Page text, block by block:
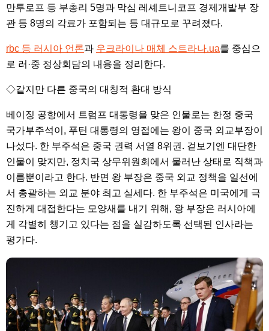
만투로프 등 부총리 5명과 막심 레셰트니코프 경제개발부 장
관 등 8명의 각료가 포함되는 등 대규모로 꾸려졌다.
rbc 등 러시아 언론과 우크라이나 매체 스트라나.ua를 중심으
로 러·중 정상회담의 내용을 정리한다.
◇같지만 다른 중국의 대칭적 환대 방식
베이징 공항에서 트럼프 대통령을 맞은 인물로는 한정 중국
국가부주석이, 푸틴 대통령의 영접에는 왕이 중국 외교부장이
나섰다. 한 부주석은 중국 권력 서열 8위권. 겉보기엔 대단한
인물이 맞지만, 정치국 상무위원회에서 물러난 상태로 직책과
이름뿐이라고 한다. 반면 왕 부장은 중국 외교 정책을 일선에
서 총괄하는 외교 분야 최고 실세다. 한 부주석은 미국에게 극
진하게 대접한다는 모양새를 내기 위해, 왕 부장은 러시아에
게 각별히 챙기고 있다는 점을 실감하도록 선택된 인사라는
평가다.